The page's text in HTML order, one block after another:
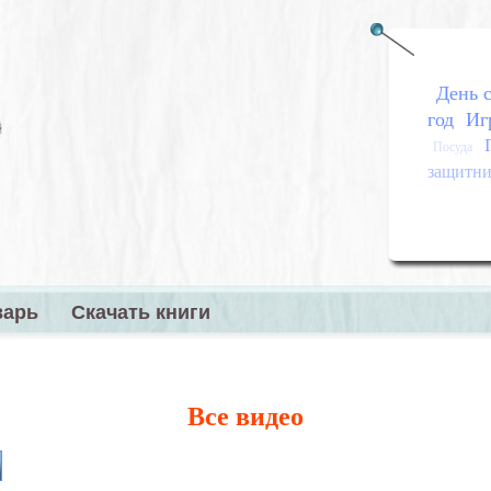
День
год
Посуда
Скачать книги
Все видео